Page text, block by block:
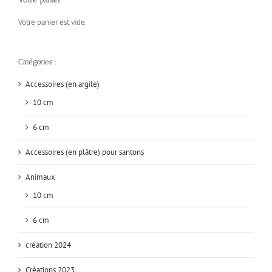
Votre panier est vide.
Catégories :
Accessoires (en argile)
10 cm
6 cm
Accessoires (en plâtre) pour santons
Animaux
10 cm
6 cm
création 2024